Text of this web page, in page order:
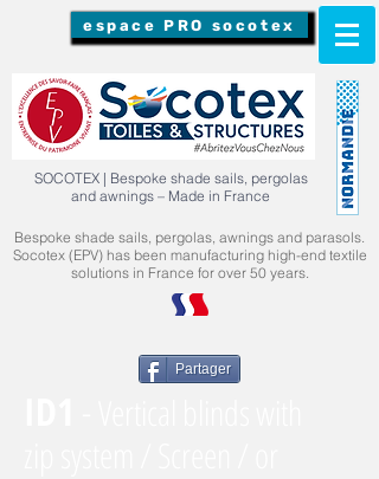
espace PRO socotex
SOCOTEX | Bespoke shade sails, pergolas
and awnings – Made in France
Bespoke shade sails, pergolas, awnings and parasols.
Socotex (EPV) has been manufacturing high-end textile
solutions in France for over 50 years.
Partager